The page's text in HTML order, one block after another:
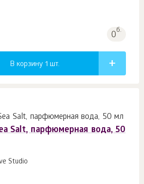
0б.
В корзину 1 шт.
Salt, парфюмерная вода, 50
Studio